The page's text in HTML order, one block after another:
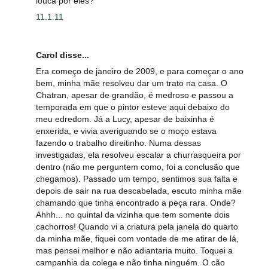
11.1.11
Carol disse...
Era começo de janeiro de 2009, e para começar o ano
bem, minha mãe resolveu dar um trato na casa. O
Chatran, apesar de grandão, é medroso e passou a
temporada em que o pintor esteve aqui debaixo do
meu edredom. Já a Lucy, apesar de baixinha é
enxerida, e vivia averiguando se o moço estava
fazendo o trabalho direitinho. Numa dessas
investigadas, ela resolveu escalar a churrasqueira por
dentro (não me perguntem como, foi a conclusão que
chegamos). Passado um tempo, sentimos sua falta e
depois de sair na rua descabelada, escuto minha mãe
chamando que tinha encontrado a peça rara. Onde?
Ahhh... no quintal da vizinha que tem somente dois
cachorros! Quando vi a criatura pela janela do quarto
da minha mãe, fiquei com vontade de me atirar de lá,
mas pensei melhor e não adiantaria muito. Toquei a
campanhia da colega e não tinha ninguém. O cão